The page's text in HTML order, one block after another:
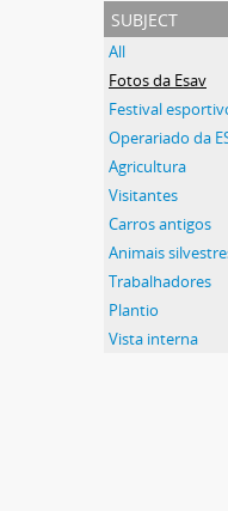
subject
All
Fotos da Esav
Festival
Operariado da
Agricultura
Visitantes
Carros antigos
Animais
Trabalhadores
Plantio
Vista interna